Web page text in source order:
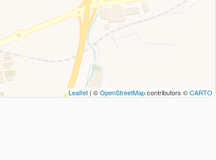
Leaflet | ©OpenStreetMapcontributors ©CARTO